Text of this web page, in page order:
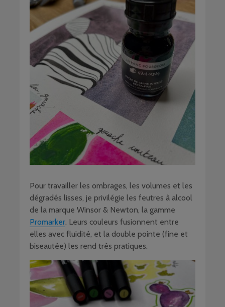
Pour travailler les ombrages, les volumes et les
dégradés lisses, je privilégie les feutres à alcool
de la marque Winsor & Newton, la gamme
Promarker . Leurs couleurs fusionnent entre
elles avec fluidité, et la double pointe (fine et
biseautée) les rend très pratiques.